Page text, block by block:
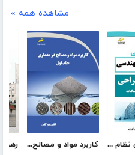
مشاهده همه »
آمادگی آزمون نظام مهندسی معماری - طراحی کاربرد مواد و مصالح در معماری - جلد اول